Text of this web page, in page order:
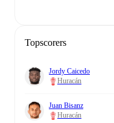
Topscorers
Jordy Caicedo
Huracán
Juan Bisanz
Huracán